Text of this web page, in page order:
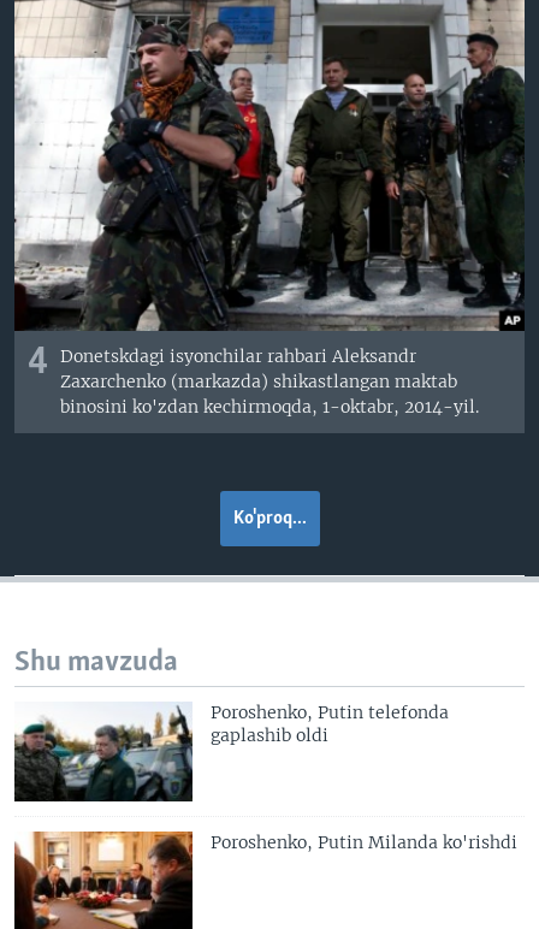
4
Donetskdagi isyonchilar rahbari Aleksandr
Zaxarchenko (markazda) shikastlangan maktab
binosini ko'zdan kechirmoqda, 1-oktabr, 2014-yil.
Ko'proq...
Shu mavzuda
Poroshenko, Putin telefonda
gaplashib oldi
Poroshenko, Putin Milanda ko'rishdi